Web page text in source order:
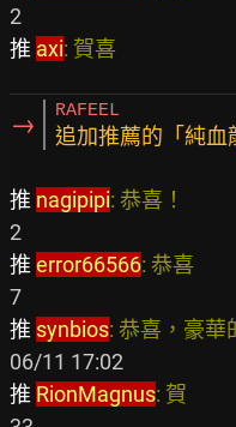
推 axi:
→ RAFEEL
追加推薦的「純血
推 nagipipi:
推 error66566:
推 synbios
推 RionMagnus: